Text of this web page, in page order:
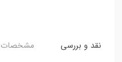
نقد و بررسی مشخصات